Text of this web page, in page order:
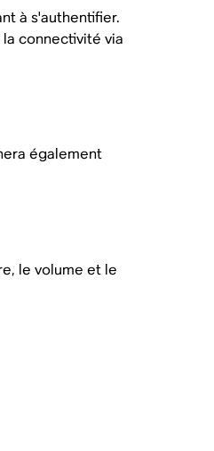
à s'authentifier.
connectivité via
également
le volume et le